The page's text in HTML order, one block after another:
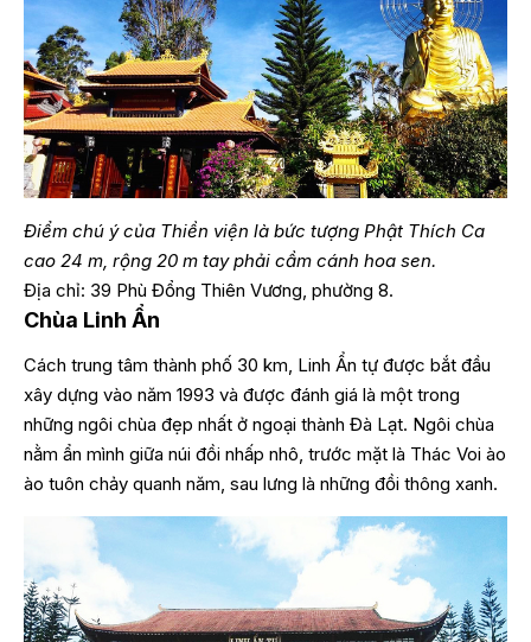
Điểm chú ý của Thiền viện là bức tượng Phật Thích Ca
cao 24 m, rộng 20 m tay phải cầm cánh hoa sen.
Địa chỉ: 39 Phù Đổng Thiên Vương, phường 8.
Chùa Linh Ẩn
Cách trung tâm thành phố 30 km, Linh Ẩn tự được bắt đầu
xây dựng vào năm 1993 và được đánh giá là một trong
những ngôi chùa đẹp nhất ở ngoại thành Đà Lạt. Ngôi chùa
nằm ẩn mình giữa núi đồi nhấp nhô, trước mặt là Thác Voi ào
ào tuôn chảy quanh năm, sau lưng là những đồi thông xanh.